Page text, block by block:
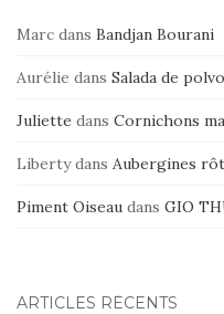
Marc dans Bandjan Bourani
Aurélie dans Salada de polvo
Juliette dans Cornichons
Libertydans Aubergines
Piment Oiseau dans GIO
ARTICLES RÉCENTS